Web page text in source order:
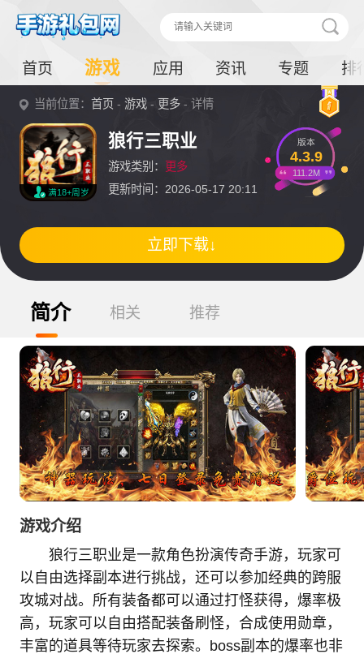
首页 游戏 应用 资讯 专题 排
当前位置：首页 -游戏 - 更多 - 详情
满18+周岁
狼行三职业
游戏类别：
更多
更新时间：2026-05-17 20:11
版本
4.3.9
111.2M
立即下载↓
简介 相关 推荐
游戏介绍
狼行三职业是一款角色扮演传奇手游， 玩家可
以自由选择副本进行挑战，还可以参加经典的跨服
攻城对战。所有装备都可以通过打怪获得，爆率极
高，玩家可以自由搭配装备刷怪，合成使用勋章，
丰富的道具等待玩家去探索。boss副本的爆率也非